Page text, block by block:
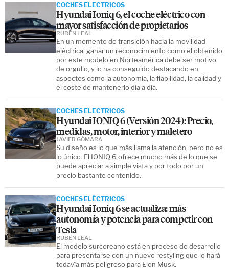
COCHES ELÉCTRICOS
Hyundai Ioniq 6, el coche eléctrico con
mayor satisfacción de propietarios
En un momento de transición hacia la movilidad
eléctrica, ganar un reconocimiento como el obtenido
por este modelo en Norteamérica debe ser motivo
de orgullo, y lo ha conseguido destacando en
aspectos como la autonomía, la fiabilidad, la calidad y
el coste de mantenerlo día a día.
RUBÉN LEAL
COCHES ELÉCTRICOS
Hyundai IONIQ 6 (Versión 2024): Precio,
medidas, motor, interior y maletero
Su diseño es lo que más llama la atención, pero no es
lo único. El IONIQ 6 ofrece mucho más de lo que se
puede apreciar a simple vista y por todo por un
precio bastante contenido.
JAVIER GÓMARA
COCHES ELÉCTRICOS
Hyundai Ioniq 6 se actualiza: más
autonomía y potencia para competir con
Tesla
El modelo surcoreano está en proceso de desarrollo
para presentarse con un nuevo restyling que lo hará
todavía más peligroso para Elon Musk.
RUBÉN LEAL